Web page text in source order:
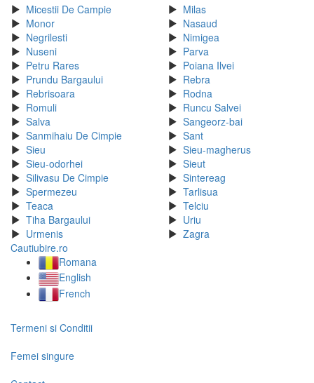
Micestii De Campie
Milas
Monor
Nasaud
Negrilesti
Nimigea
Nuseni
Parva
Petru Rares
Poiana Ilvei
Prundu Bargaului
Rebra
Rebrisoara
Rodna
Romuli
Runcu Salvei
Salva
Sangeorz-bai
Sanmihaiu De Cimpie
Sant
Sieu
Sieu-magherus
Sieu-odorhei
Sieut
Silivasu De Cimpie
Sintereag
Spermezeu
Tarlisua
Teaca
Telciu
Tiha Bargaului
Uriu
Urmenis
Zagra
Cautiubire.ro
Romana
English
French
Termeni si Conditii
Femei singure